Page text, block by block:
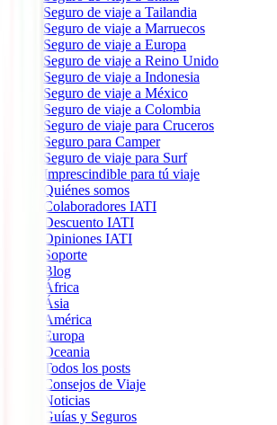
Seguro de viaje a Tailandia
Seguro de viaje a Marruecos
Seguro de viaje a Europa
Seguro de viaje a Reino Unido
Seguro de viaje a Indonesia
Seguro de viaje a México
Seguro de viaje a Colombia
Seguro de viaje para Cruceros
Seguro para Camper
Seguro de viaje para Surf
Imprescindible para tú viaje
Quiénes somos
Colaboradores IATI
Descuento IATI
Opiniones IATI
Soporte
Blog
África
Ásia
América
Europa
Oceania
Todos los posts
Consejos de Viaje
Noticias
Guías y Seguros